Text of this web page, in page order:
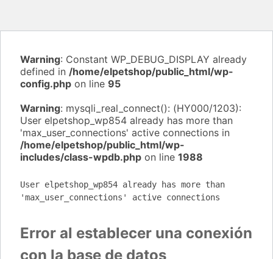
Warning: Constant WP_DEBUG_DISPLAY already
defined in /home/elpetshop/public_html/wp-
config.php on line 95
Warning: mysqli_real_connect(): (HY000/1203):
User elpetshop_wp854 already has more than
'max_user_connections' active connections in
/home/elpetshop/public_html/wp-
includes/class-wpdb.php on line 1988
User elpetshop_wp854 already has more than
'max_user_connections' active connections
Error al establecer una conexión
con la base de datos